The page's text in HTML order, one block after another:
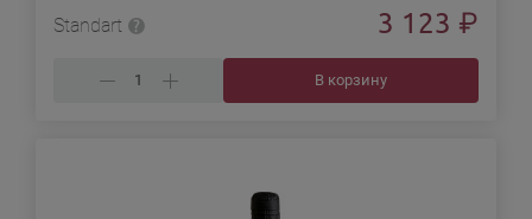
Standart 3 123 ₽
В корзину